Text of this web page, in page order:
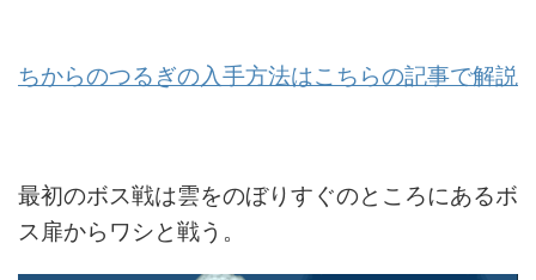
ちからのつるぎの入手方法はこちらの記事で解説
最初のボス戦は雲をのぼりすぐのところにあるボ
ス扉からワシと戦う。